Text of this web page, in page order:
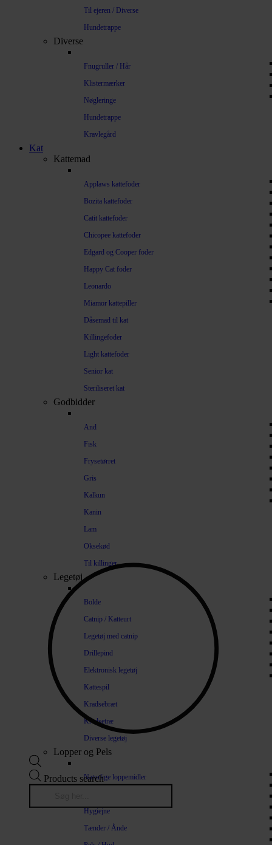
Til ejeren / Diverse
Hundetrappe
Diverse
Fnugruller / Hår
Klistermærker
Nøgleringe
Hundetrappe
Kravlegård
Kat
Kattemad
Applaws kattefoder
Bozita kattefoder
Catit kattefoder
Chicopee kattefoder
Edgard og Cooper foder
Happy Cat foder
Leonardo
Miamor kattepiller
Dåsemad til kat
Killingefoder
Light kattefoder
Senior kat
Steriliseret kat
Godbidder
And
Fisk
Frysetørret
Gris
Kalkun
Kanin
Lam
Oksekød
Til killinger
Legetøj
Bolde
Catnip / Katteurt
Legetøj med catnip
Drillepind
Elektronisk legetøj
Kattespil
Kradsebræt
Kradsetræ
Diverse legetøj
Lopper og Pels
Naturlige loppemidler
Hygiejne
Tænder / Ånde
Products search